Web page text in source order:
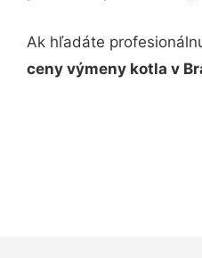
Ak hľadáte
ceny výmeny kotla v